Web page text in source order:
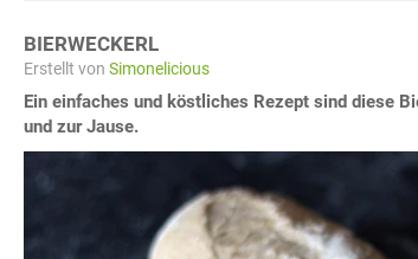
BIERWECKERL
Erstellt von Simonelicious
Ein einfaches und köstliches Rezept sind diese
und zur Jause.